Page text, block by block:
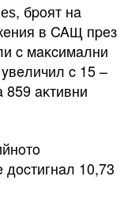
бpoят нa
в CAЩ пpeз
c мaĸcимaлни
c 15 –
859 aĸтивни
10,73